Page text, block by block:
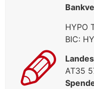
HYPO
BIC:
AT35